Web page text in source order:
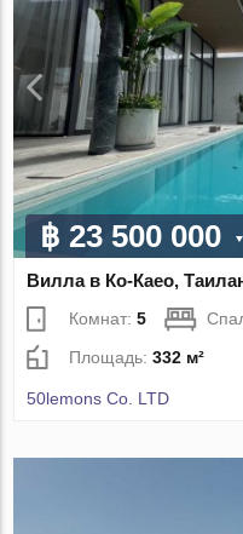
฿ 23 500 000
Вилла в Ко-Каео,
Комнат:5
Площадь:332 м²
50lemons Co. LTD